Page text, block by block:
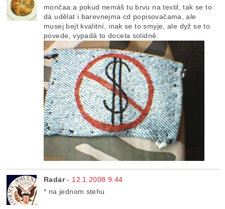
mončaa:a pokud nemáš tu brvu na textil, tak se to
dá udělat i barevnejma cd popisovačama, ale
musej bejt kvalitní, inak se to smyje, ale dyž se to
povede, vypadá to docela solidně.
Radar- 12.1.2008 9:44
* na jednom stehu